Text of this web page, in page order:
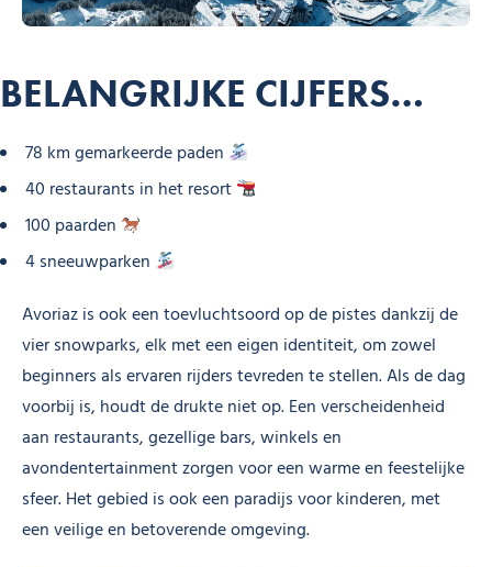
BELANGRIJKE CIJFERS…
78 km gemarkeerde paden
40 restaurants in het resort
100 paarden
4 sneeuwparken
Avoriaz is ook een toevluchtsoord op de pistes dankzij de
vier snowparks, elk met een eigen identiteit, om zowel
beginners als ervaren rijders tevreden te stellen. Als de dag
voorbij is, houdt de drukte niet op. Een verscheidenheid
aan restaurants, gezellige bars, winkels en
avondentertainment zorgen voor een warme en feestelijke
sfeer. Het gebied is ook een paradijs voor kinderen, met
een veilige en betoverende omgeving.